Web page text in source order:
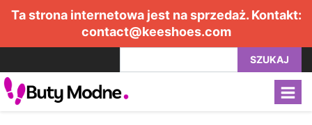
Ta strona internetowa jest na sprzedaż. Kontakt:
contact@keeshoes.com
SZUKAJ